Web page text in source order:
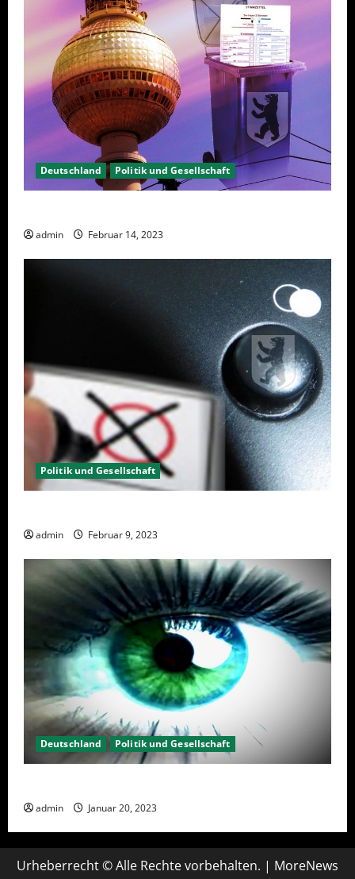
Deutschland Politik und Gesellschaft
admin Februar 14, 2023
Politik und Gesellschaft
admin Februar 9, 2023
Deutschland Politik und Gesellschaft
admin Januar 20, 2023
Urheberrecht © Alle Rechte vorbehalten. | MoreNews